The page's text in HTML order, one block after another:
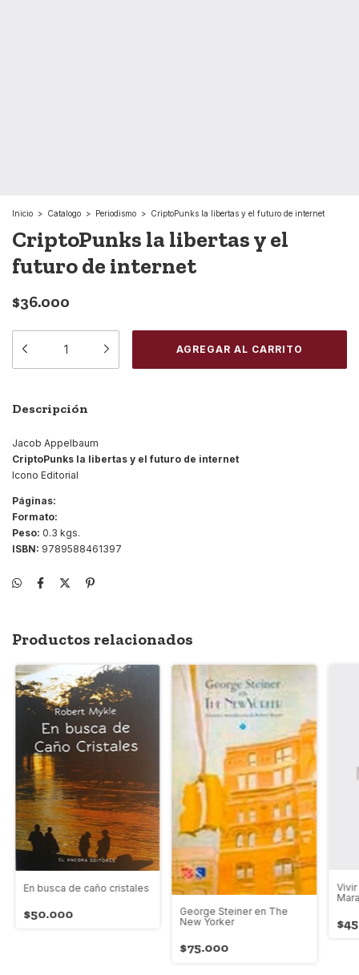
Inicio > Catalogo > Periodismo > CriptoPunks la libertas y el futuro de internet
CriptoPunks la libertas y el
futuro de internet
$36.000
Descripción
Jacob Appelbaum
CriptoPunks la libertas y el futuro de internet
Icono Editorial
Páginas:
Formato:
Peso: 0.3 kgs.
ISBN: 9789588461397
Productos relacionados
En busca de caño cristales
$50.000
George Steiner en The
New Yorker
$75.000